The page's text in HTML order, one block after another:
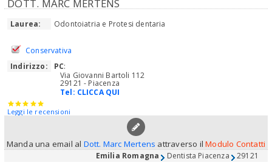
DOTT. MARC MERTENS
Laurea: Odontoiatria e Protesi dentaria
Conservativa
Indirizzo:
PC:
Via Giovanni Bartoli 112
29121 - Piacenza
Tel: CLICCA QUI
Leggi le recensioni
Manda una email al Dott. Marc Mertens attraverso ilModulo Contatti
Emilia Romagna Dentista Piacenza 29121